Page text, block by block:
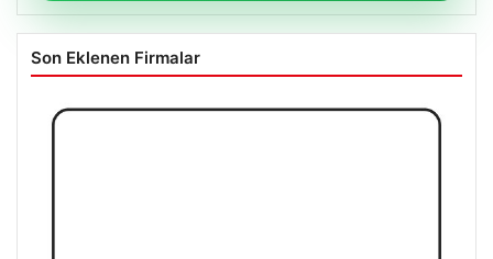
Son Eklenen Firmalar